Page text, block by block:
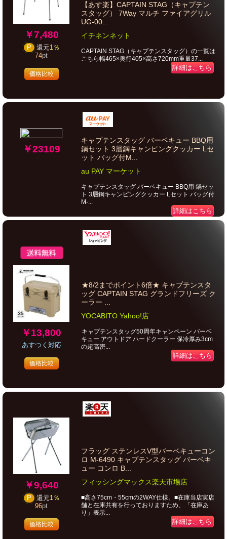
￥7,480
P 還元1％
74pt
価格比較
【あす楽】CAPTAIN STAG（キャプテン
スタッグ） 7Way マルチ ファイアグリル
UG-00...
イチネンネット
CAPTAIN STAG（キャプテンスタッグ）の一覧は
こちら幅465×奥行405×高さ720mm重量37...
詳細はこちら
￥23109
キャプテンスタッグ バーベキュー BBQ用
鍋セット 3層鋼キャンピングクッカー Lセ
ット バッグ付M...
au PAY マーケット
キャプテンスタッグ バーベキュー BBQ用 鍋セッ
ト 3層鋼キャンピングクッカー Lセット バッグ付
M-...
詳細はこちら
￥13,800
あすつく対応
価格比較
★8/2までポイント6倍★ キャプテンスタ
ッグ CAPTAIN STAG グランドフリーズ ク
ーラー ...
YOCABITO Yahoo!店
キャプテンスタッグ50周年キャンペーン バーベ
キュー アウトドア ハードクーラー 保冷厚み3cm
の超高密...
詳細はこちら
￥9,640
P 還元1％
96pt
価格比較
フラッグ ステンレスV型バーベキューコン
ロ M-6490 キャプテンスタッグ バーベキ
ュー コンロ B...
フィッシングマックス楽天市場店
■高さ75cm・55cmの2WAY仕様。■在庫当店実店
舗と在庫共有を行っておりますため、「在庫あ
り」表示...
詳細はこちら